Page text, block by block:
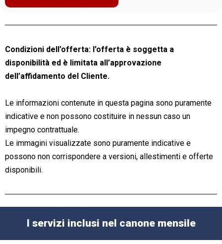
Condizioni dell’offerta: l’offerta è soggetta a
disponibilità ed è limitata all’approvazione
dell’affidamento del Cliente.
Le informazioni contenute in questa pagina sono puramente
indicative e non possono costituire in nessun caso un
impegno contrattuale.
Le immagini visualizzate sono puramente indicative e
possono non corrispondere a versioni, allestimenti e offerte
disponibili.
I servizi inclusi nel canone mensile